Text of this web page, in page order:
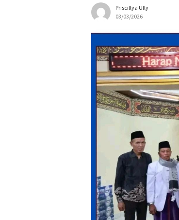
Priscillya Ully
03/03/2026